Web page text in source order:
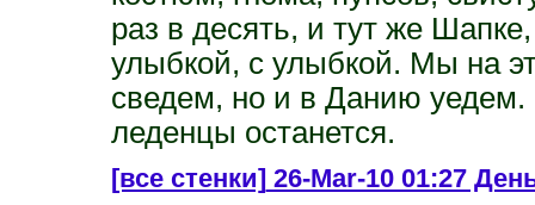
раз в десять, и тут же
улыбкой, с улыбкой. Мы на
сведем, но и в Данию
леденцы останется.
[все стенки]26-Mar-10 01:27